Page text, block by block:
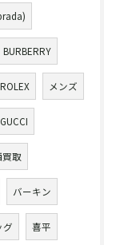
BURBERRY
ROLEX メンズ
GUCCI
買取
バーキン
グ 喜平